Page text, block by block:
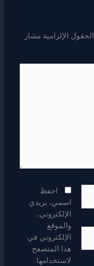
الحقول الإلزامية مشار
احفظ
اسمي، بريدي
الإلكتروني،
والموقع
الإلكتروني في
هذا المتصفح
لاستخدامها